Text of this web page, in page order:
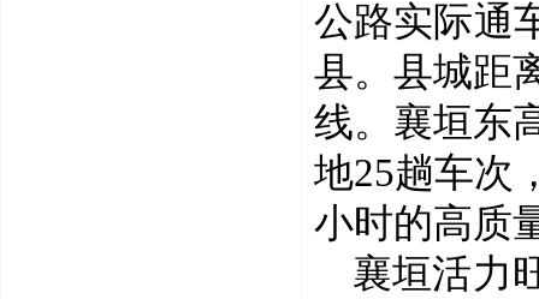
公路实际通
县。县城距
线。襄垣东
地25趟车次
小时的高质
襄垣活力